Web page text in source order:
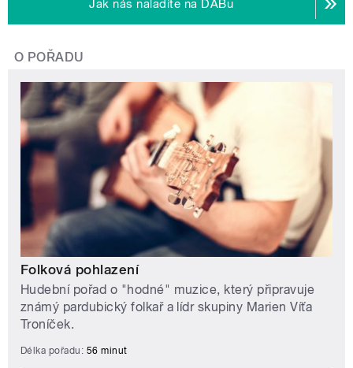
Jak nás naladíte na DABu
O POŘADU
Folková pohlazení
Hudební pořad o "hodné" muzice, který připravuje
známý pardubický folkař a lídr skupiny Marien Víťa
Troníček.
Délka pořadu: 56 minut